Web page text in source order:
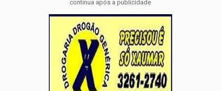
continua após a publicidade